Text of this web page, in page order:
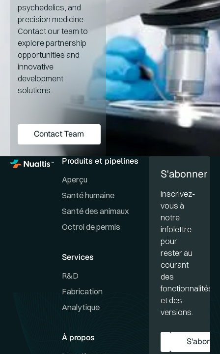
psychedelics, and
precision medicine.
Contact our team to
explore partnership
opportunities and
innovative
development
solutions.
Contact Team
Contact Team
Produits et pipelines
Aperçu
Santé humaine
Santé des animaux
Octroi de permis
Services
R&D
Fabrication
Analytique
À propos
S'abonner
Inscrivez-
vous à
notre
infolettre
pour
rester au
courant
des
fonctionnalités
et des
versions.